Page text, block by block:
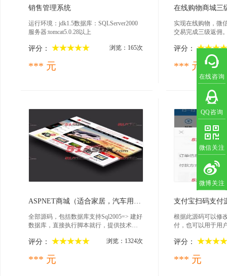
在线咨询
QQ咨询
微信关注
微博关注
销售管理系统
运行环境：jdk1.5数据库：SQLServer2000
服务器:tomcat5.0.28以上
评分： 浏览：165次
*** 元
实现在线购物，微
交易完成三级返佣
评分：
*** 元
ASPNET商城（适合家居，汽车用品，服装）源码
全部源码，包括数据库支持Sql2005=> 建好
数据库，直接执行脚本就行，提供技术支
管理，评论，短信，采集，统计，秒杀
式。
评分： 浏览：1324次
*** 元
支付宝扫码支付
根据此源码可以修
付，也可以用于用
提供的模板是用户
评分：
*** 元